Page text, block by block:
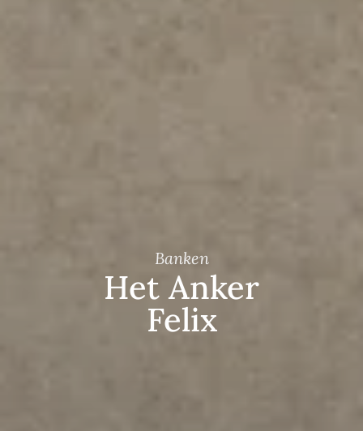
Banken
Het Anker
Felix